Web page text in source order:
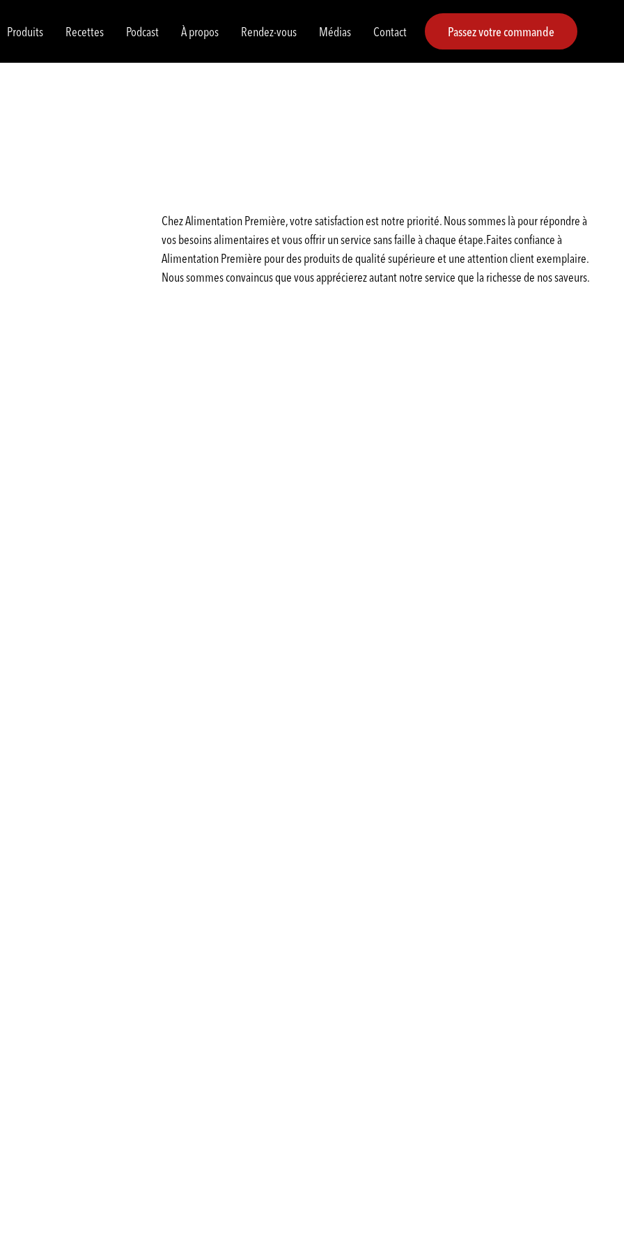
Produits Recettes Podcast À propos Rendez-vous Médias Contact Passez votre commande
Chez Alimentation Première, votre satisfaction est notre priorité. Nous sommes là pour répondre à
vos besoins alimentaires et vous offrir un service sans faille à chaque étape.Faites confiance à
Alimentation Première pour des produits de qualité supérieure et une attention client exemplaire.
Nous sommes convaincus que vous apprécierez autant notre service que la richesse de nos saveurs.